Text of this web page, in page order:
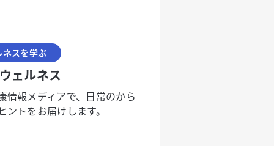
ネスを学ぶ
ェルネス
情報メディアで、日常のから
トをお届けします。